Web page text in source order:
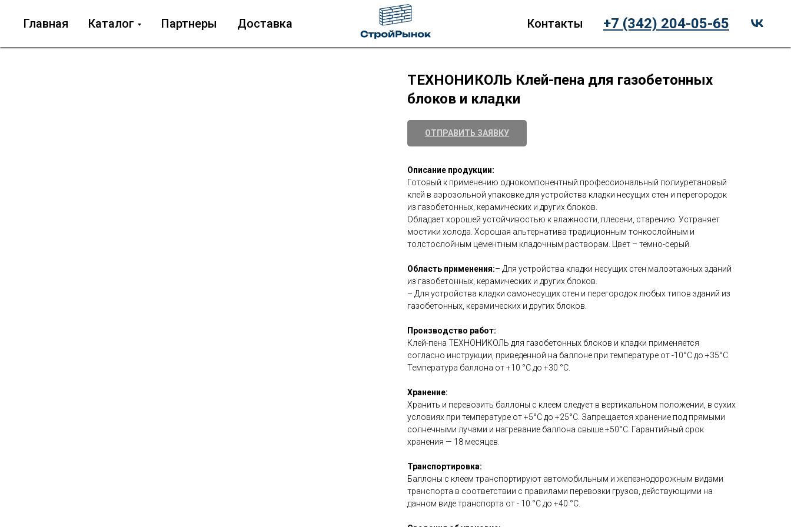
Главная Каталог Партнеры Доставка Контакты +7 (342) 204-05-65
ТЕХНОНИКОЛЬ Клей-пена для газобетонных
блоков и кладки
ОТПРАВИТЬ ЗАЯВКУ
Описание продукции:
Готовый к применению однокомпонентный профессиональный полиуретановый
клей в аэрозольной упаковке для устройства кладки несущих стен и перегородок
из газобетонных, керамических и других блоков.
Обладает хорошей устойчивостью к влажности, плесени, старению. Устраняет
мостики холода. Хорошая альтернатива традиционным тонкослойным и
толстослойным цементным кладочным растворам. Цвет – темно-серый.
Область применения:– Для устройства кладки несущих стен малоэтажных зданий
из газобетонных, керамических и других блоков.
– Для устройства кладки самонесущих стен и перегородок любых типов зданий из
газобетонных, керамических и других блоков.
Производство работ:
Клей-пена ТЕХНОНИКОЛЬ для газобетонных блоков и кладки применяется
согласно инструкции, приведенной на баллоне при температуре от -10°С до +35°С.
Температура баллона от +10 °С до +30 °С.
Хранение:
Хранить и перевозить баллоны с клеем следует в вертикальном положении, в сухих
условиях при температуре от +5°С до +25°С. Запрещается хранение под прямыми
солнечными лучами и нагревание баллона свыше +50°С. Гарантийный срок
хранения — 18 месяцев.
Транспортировка:
Баллоны с клеем транспортируют автомобильным и железнодорожным видами
транспорта в соответствии с правилами перевозки грузов, действующими на
данном виде транспорта от - 10 °С до +40 °С.